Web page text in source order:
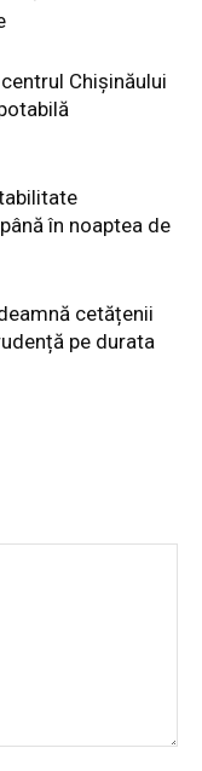
Chișinăului
în noaptea de
cetățenii
pe durata